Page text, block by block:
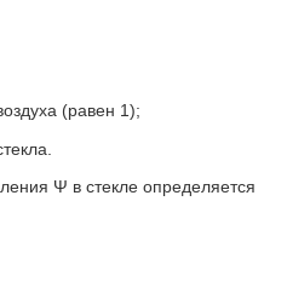
(равен 1);
Ψ в стекле определяется